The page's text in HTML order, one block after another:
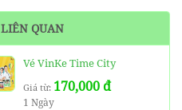
TOP 16 địa điểm du lịch
HẤP DẪN nhất việt nam:
Bạn đã đi được những nơi
nào?
QUAN
Vé VinKe Time City
Giá từ: 170,000 đ
1 Ngày